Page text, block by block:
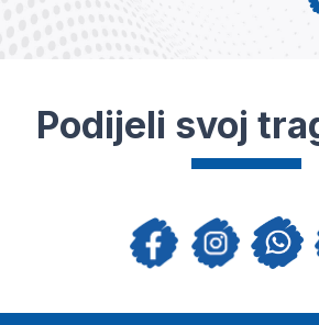
Podijeli svoj